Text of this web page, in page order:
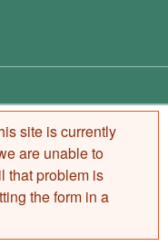
site is currently
are unable to
that problem is
the form in a